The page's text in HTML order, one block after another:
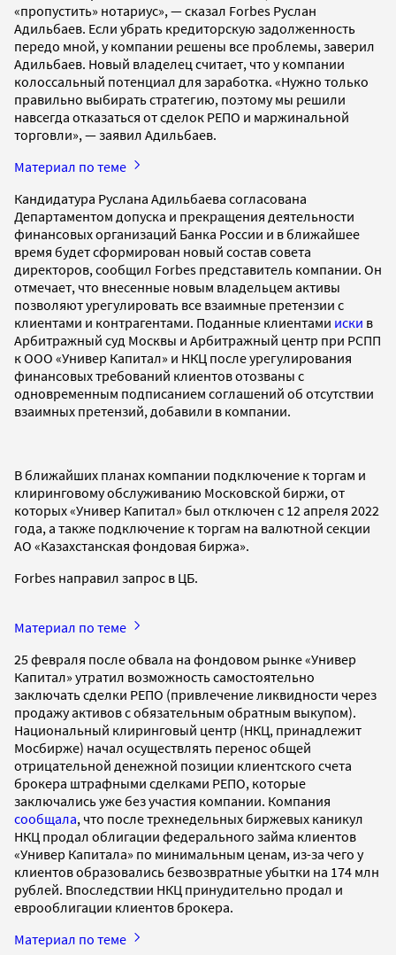
«пропустить» нотариус», — сказал Forbes Руслан
Адильбаев. Если убрать кредиторскую задолженность
передо мной, у компании решены все проблемы, заверил
Адильбаев. Новый владелец считает, что у компании
колоссальный потенциал для заработка. «Нужно только
правильно выбирать стратегию, поэтому мы решили
навсегда отказаться от сделок РЕПО и маржинальной
торговли», — заявил Адильбаев.
Материал по теме
Кандидатура Руслана Адильбаева согласована
Департаментом допуска и прекращения деятельности
финансовых организаций Банка России и в ближайшее
время будет сформирован новый состав совета
директоров, сообщил Forbes представитель компании. Он
отмечает, что внесенные новым владельцем активы
позволяют урегулировать все взаимные претензии с
клиентами и контрагентами. Поданные клиентами иски в
Арбитражный суд Москвы и Арбитражный центр при РСПП
к ООО «Универ Капитал» и НКЦ после урегулирования
финансовых требований клиентов отозваны с
одновременным подписанием соглашений об отсутствии
взаимных претензий, добавили в компании.
В ближайших планах компании подключение к торгам и
клиринговому обслуживанию Московской биржи, от
которых «Универ Капитал» был отключен c 12 апреля 2022
года, а также подключение к торгам на валютной секции
АО «Казахстанская фондовая биржа».
Forbes направил запрос в ЦБ.
Материал по теме
25 февраля после обвала на фондовом рынке «Универ
Капитал» утратил возможность самостоятельно
заключать сделки РЕПО (привлечение ликвидности через
продажу активов с обязательным обратным выкупом).
Национальный клиринговый центр (НКЦ, принадлежит
Мосбирже) начал осуществлять перенос общей
отрицательной денежной позиции клиентского счета
брокера штрафными сделками РЕПО, которые
заключались уже без участия компании. Компания
сообщала, что после трехнедельных биржевых каникул
НКЦ продал облигации федерального займа клиентов
«Универ Капитала» по минимальным ценам, из-за чего у
клиентов образовались безвозвратные убытки на 174 млн
рублей. Впоследствии НКЦ принудительно продал и
еврооблигации клиентов брокера.
Материал по теме